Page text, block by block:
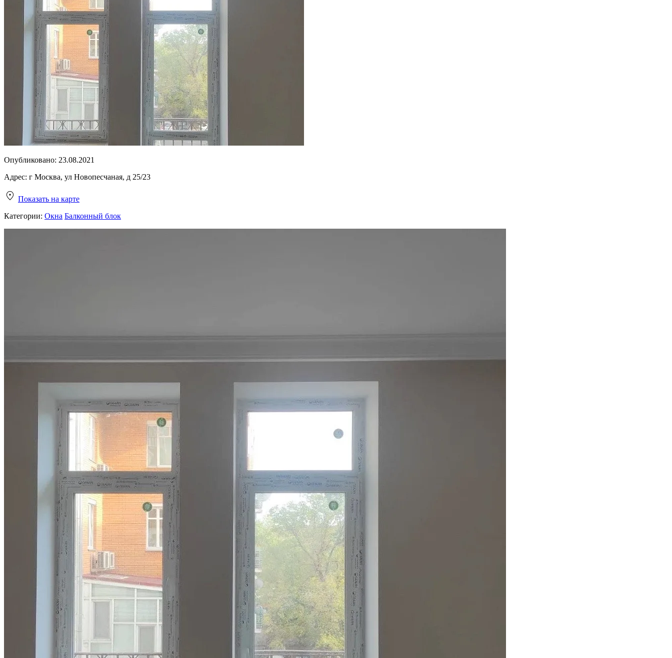
Опубликовано: 23.08.2021
Адрес: г Москва, ул Новопесчаная, д 25/23
Показать на карте
Категории: Окна Балконный блок